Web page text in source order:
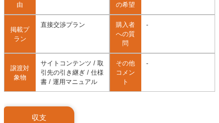
由
の希望
掲載プ
ラン
直接交渉プラン
購入者
への質
問
-
譲渡対
象物
サイトコンテンツ / 取
引先の引き継ぎ / 仕様
書 / 運用マニュアル
その他
コメン
ト
-
収支